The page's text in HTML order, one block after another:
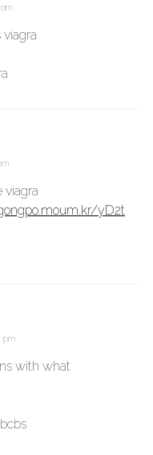
viagra
yD2t
with what